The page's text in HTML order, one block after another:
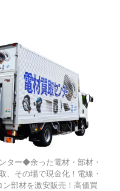
ター◆余った電材・部材・
、その場で現金化！電線・
ン部材を激安販売！高価買